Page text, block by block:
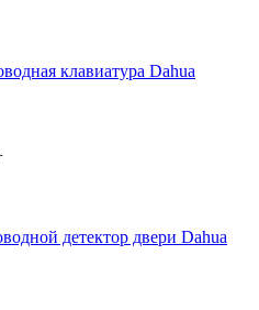
клавиатура Dahua
детектор двери Dahua